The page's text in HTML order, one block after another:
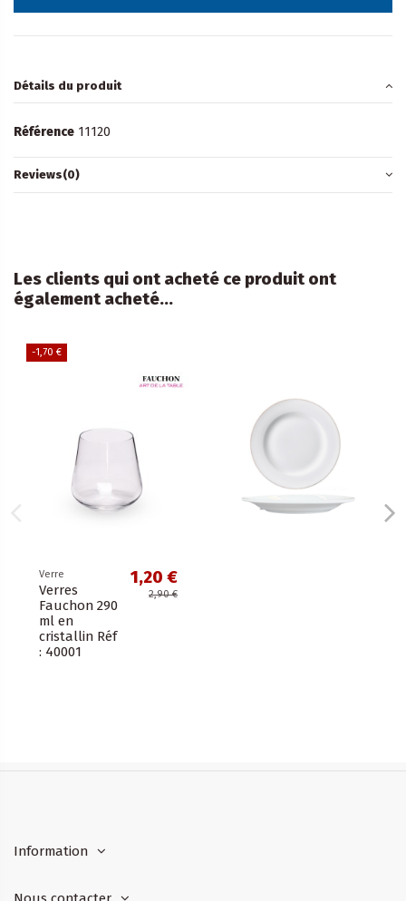
Détails du produit
Référence 11120
Reviews(0)
Les clients qui ont acheté ce produit ont
également acheté...
-1,70 €
Verre
Verres
Fauchon 290
ml en
cristallin Réf
: 40001
1,20 €
2,90 €
Information